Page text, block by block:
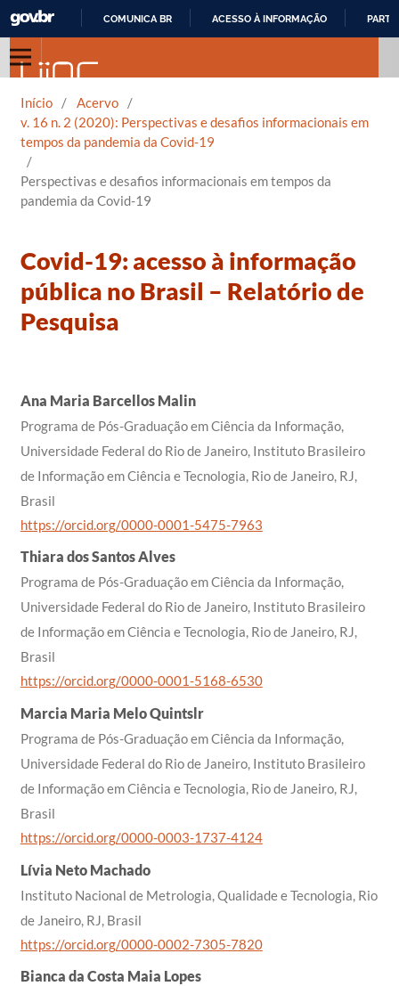
COMUNICA BR ACESSO À INFORMAÇÃO
Início / Acervo
/
v. 16 n. 2 (2020): Perspectivas e desafios informacionais em
tempos da pandemia da Covid-19
/
Perspectivas e desafios informacionais em tempos da
pandemia da Covid-19
Covid-19: acesso à informação
pública no Brasil – Relatório de
Pesquisa
Ana Maria Barcellos Malin
Programa de Pós-Graduação em Ciência da Informação,
Universidade Federal do Rio de Janeiro, Instituto Brasileiro
de Informação em Ciência e Tecnologia, Rio de Janeiro, RJ,
Brasil
https://orcid.org/0000-0001-5475-7963
Thiara dos Santos Alves
Programa de Pós-Graduação em Ciência da Informação,
Universidade Federal do Rio de Janeiro, Instituto Brasileiro
de Informação em Ciência e Tecnologia, Rio de Janeiro, RJ,
Brasil
https://orcid.org/0000-0001-5168-6530
Marcia Maria Melo Quintslr
Programa de Pós-Graduação em Ciência da Informação,
Universidade Federal do Rio de Janeiro, Instituto Brasileiro
de Informação em Ciência e Tecnologia, Rio de Janeiro, RJ,
Brasil
https://orcid.org/0000-0003-1737-4124
Lívia Neto Machado
Instituto Nacional de Metrologia, Qualidade e Tecnologia, Rio
de Janeiro, RJ, Brasil
https://orcid.org/0000-0002-7305-7820
Bianca da Costa Maia Lopes